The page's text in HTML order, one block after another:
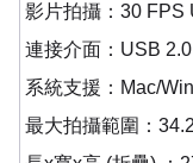
影片拍攝：30 FPS
連接介面：USB
系統支援：Mac/
最大拍攝範圍：